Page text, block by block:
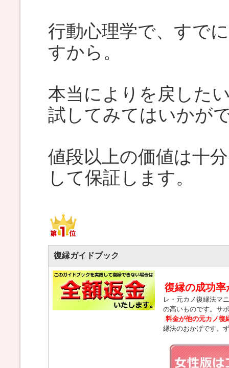
行動心理学で、すで
すから。
本当によりを戻した
試してみてはいかが
値段以上の価値は十
して保証します。
復縁ガイドブック
復縁の成功率
レ・元カノ復縁法マ
の高いものです。サ
料金が他の元カノ復
縁法のおかげです。